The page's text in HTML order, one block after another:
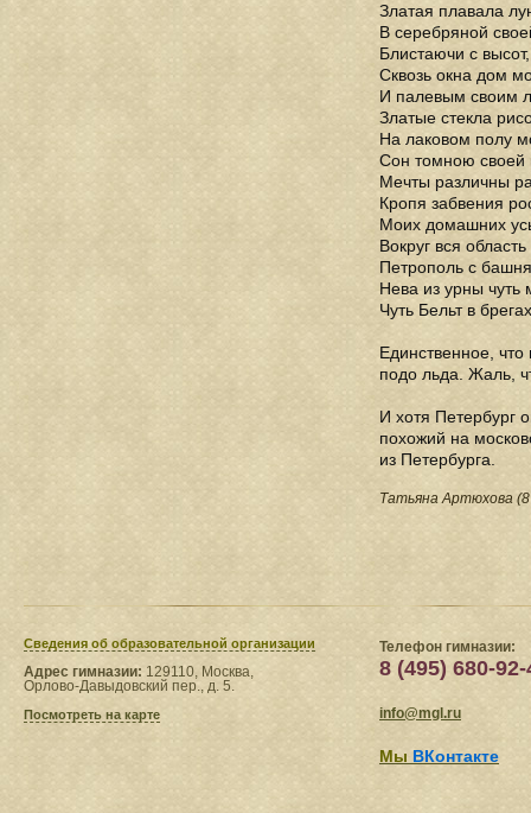
Златая плавала
В серебряной
Блистаючи с
Сквозь окна дом
И палевым своим
Златые стекла
На лаковом полу
Сон томною своей
Мечты различны
Кропя забвения
Моих домашних
Вокруг вся
Петрополь с
Нева из урны чуть
Чуть Бельт в
Единственное,
подо льда. Жаль,
И хотя Петербург
похожий на
из Петербурга.
Татьяна Артюхова (8
Сведения​ об образовательной организации
Адрес гимназии: 129110, Москва,
Орлово-Давыдовский пер., д. 5.
Посмотреть на карте
Телефон гимназии:
8 (495) 680-92-
info@mgl.ru
Мы ВКонтакте